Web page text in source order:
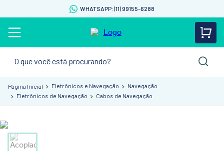
WHATSAPP: (11) 99155-6288
Eletrônicos e Navegação
Navegação
Eletrônicos de Navegação
Cabos de Navegação